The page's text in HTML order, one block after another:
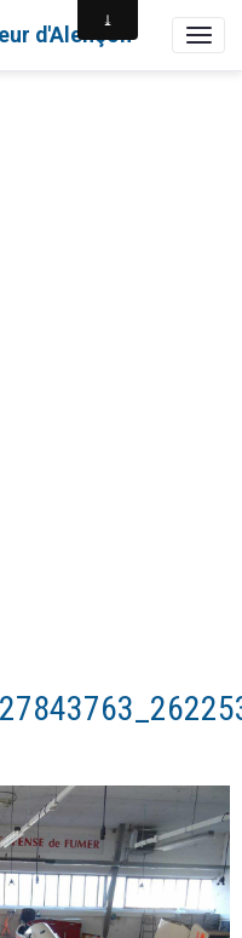
d'Alençon